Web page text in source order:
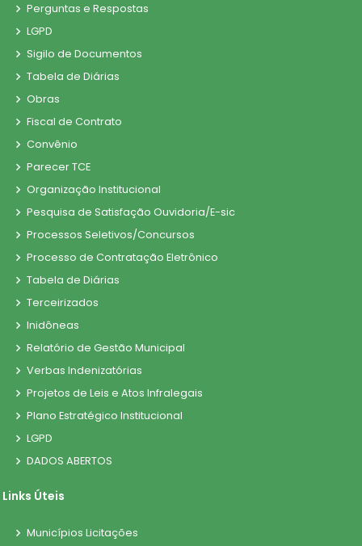
Perguntas e Respostas
LGPD
Sigilo de Documentos
Tabela de Diárias
Obras
Fiscal de Contrato
Convênio
Parecer TCE
Organização Institucional
Pesquisa de Satisfação Ouvidoria/E-sic
Processos Seletivos/Concursos
Processo de Contratação Eletrônico
Tabela de Diárias
Terceirizados
Inidôneas
Relatório de Gestão Municipal
Verbas Indenizatórias
Projetos de Leis e Atos Infralegais
Plano Estratégico Institucional
LGPD
DADOS ABERTOS
Links Úteis
Municípios Licitações